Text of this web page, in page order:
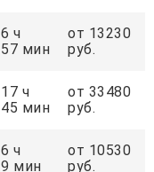
6 ч
57 мин
от 13230
руб.
17 ч
45 мин
от 33480
руб.
6 ч
9 мин
от 10530
руб.